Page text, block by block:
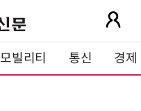
모빌리티 통신 경제